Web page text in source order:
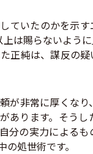
ていたのかを示
は賜らないよう
正純は、謀反の
が非常に厚くな
あります。そう
分の実力による
処世術です。